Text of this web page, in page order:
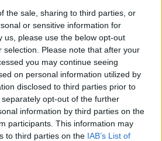
the sale, sharing to third parties, or
or sensitive information for
us, please use the below opt-out
selection. Please note that after your
you may continue seeing
on personal information utilized by
disclosed to third parties prior to
opt-out of the further
information by third parties on the
participants. This information may
to third parties on the IAB’s List of
80 x 15.1 mm
webOS
HP Touchstone